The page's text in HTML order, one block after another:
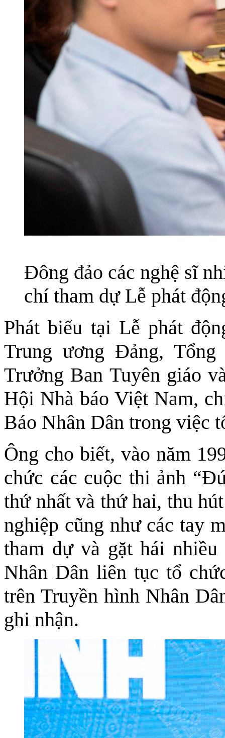
Đông đảo các nghệ sĩ
chí tham dự Lễ phát
Phát biểu tại Lễ phát
Trung ương Đảng,
Trưởng Ban Tuyên giáo
Hội Nhà báo Việt Nam,
Báo Nhân Dân trong việc
Ông cho biết, vào năm
chức các cuộc thi ảnh
thứ nhất và thứ hai, thu
nghiệp cũng như các tay
tham dự và gặt hái
Nhân Dân liên tục tổ
trên Truyền hình Nhân
ghi nhận.